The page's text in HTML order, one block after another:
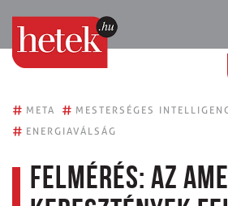
# META # MESTERSÉGES
# ENERGIAVÁLSÁG
Felmérés: az